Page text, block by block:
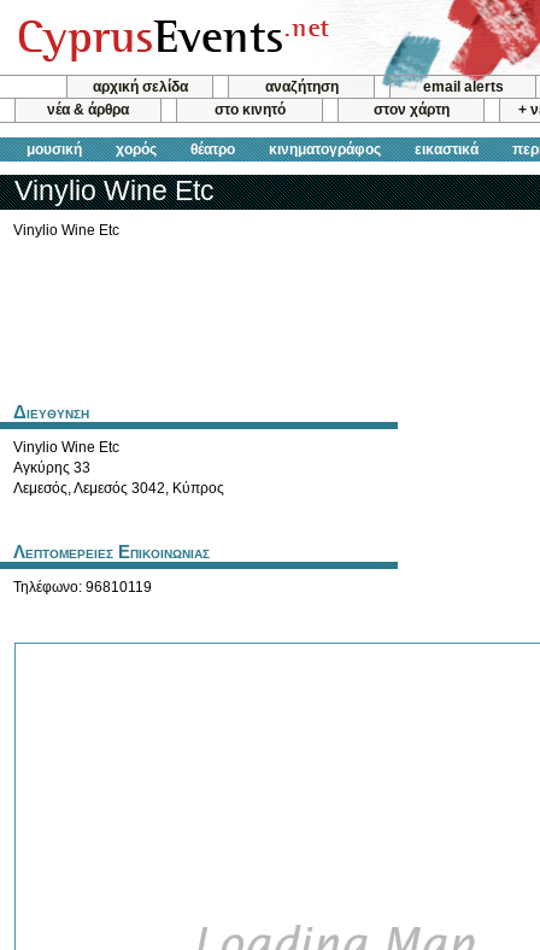
αρχική σελίδα αναζήτηση
email alerts
νέα & άρθρα
στο κινητό στον χάρτη +
μουσική χορός θέατρο κινηματογράφος εικαστικά
Vinylio Wine Etc
Vinylio Wine Etc
Διευθυνση
Vinylio Wine Etc
Αγκύρης 33
Λεμεσός,Λεμεσός 3042, Κύπρος
Λεπτομερειες Επικοινωνιας
Τηλέφωνο: 96810119